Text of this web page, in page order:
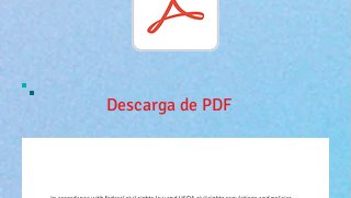
Descarga de PDF